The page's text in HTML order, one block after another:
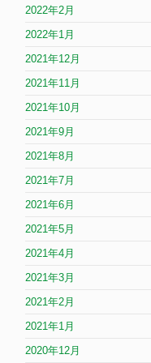
2022年2月
2022年1月
2021年12月
2021年11月
2021年10月
2021年9月
2021年8月
2021年7月
2021年6月
2021年5月
2021年4月
2021年3月
2021年2月
2021年1月
2020年12月